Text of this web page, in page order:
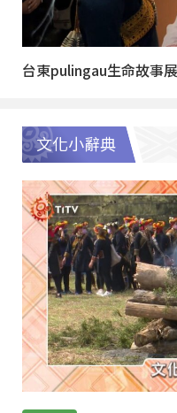
台東pulingau生命故事
文化小辭典